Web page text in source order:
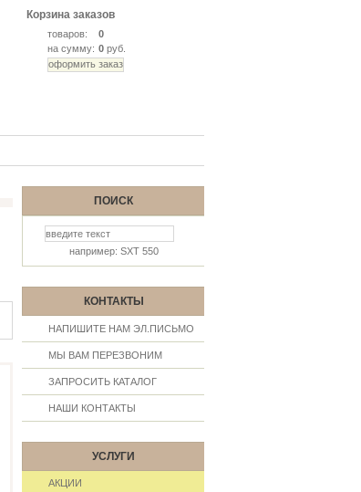
Корзина заказов
товаров:
0
на сумму: 0 руб.
ПОИСК
например: SXT 550
КОНТАКТЫ
НАПИШИТЕ НАМ ЭЛ.ПИСЬМО
МЫ ВАМ ПЕРЕЗВОНИМ
ЗАПРОСИТЬ КАТАЛОГ
НАШИ КОНТАКТЫ
УСЛУГИ
АКЦИИ